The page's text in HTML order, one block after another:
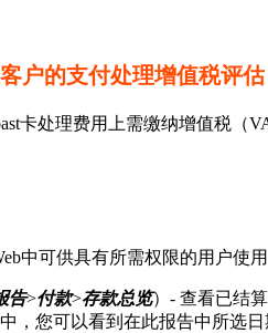
户的支付处理增值税评估
卡处理费用上需缴纳增值税（
中可供具有所需权限的用户使用
告>付款>存款总览）- 查看已结
，您可以看到在此报告中所选